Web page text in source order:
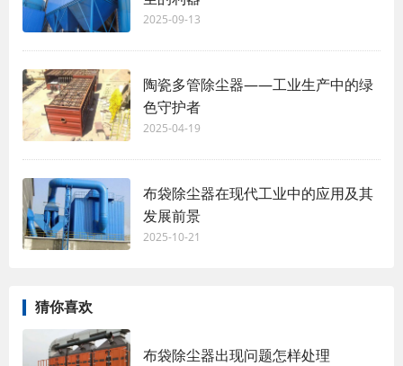
2025-09-13
陶瓷多管除尘器——工业生产中的绿
色守护者
2025-04-19
布袋除尘器在现代工业中的应用及其
发展前景
2025-10-21
猜你喜欢
布袋除尘器出现问题怎样处理